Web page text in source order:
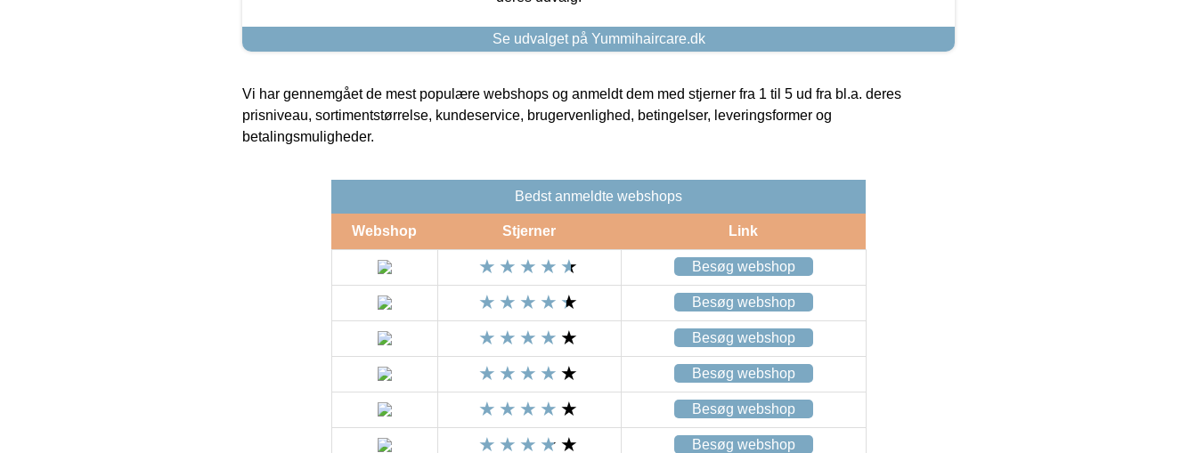
Se udvalget på Yummihaircare.dk
Vi har gennemgået de mest populære webshops og anmeldt dem med stjerner fra 1 til 5 ud fra bl.a. deres
prisniveau, sortimentstørrelse, kundeservice, brugervenlighed, betingelser, leveringsformer og
betalingsmuligheder.
Bedst anmeldte webshops
Webshop Stjerner Link
Besøg webshop
Besøg webshop
Besøg webshop
Besøg webshop
Besøg webshop
Besøg webshop